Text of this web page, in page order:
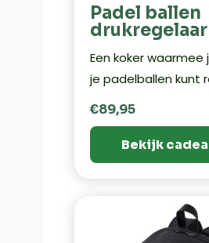
Padel ballen
drukregelaar
Een koker waarmee
je padelballen kunt
€89,95
Bekijk